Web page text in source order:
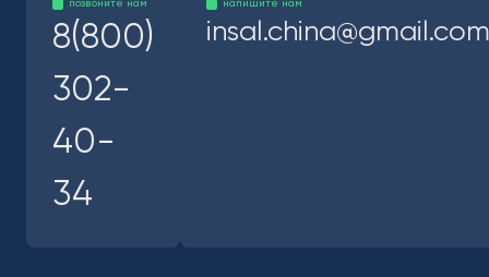
позвоните нам
8(800)
302-
40-
34
напишите нам
insal.china@gmail.com